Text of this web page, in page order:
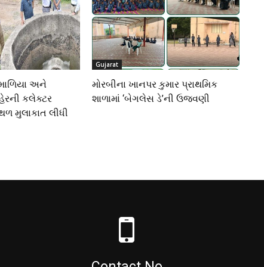
અને
કલેક્ટર
મુલાકાત લીધી
Gujarat
મોરબીના ખાનપર કુમાર પ્રાથમિક
શાળામાં ‘બેગલેસ ડે’ની ઉજવણી